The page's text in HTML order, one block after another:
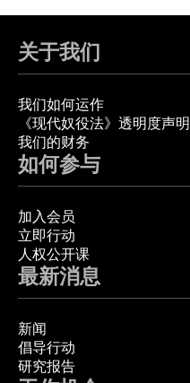
关于我们
我们如何运作
《现代奴役法》透明度声明
我们的财务
如何参与
加入会员
立即行动
人权公开课
最新消息
新闻
倡导行动
研究报告